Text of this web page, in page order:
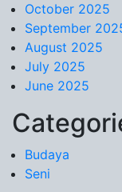
October 2025
September
August 2025
July 2025
June 2025
Budaya
Seni